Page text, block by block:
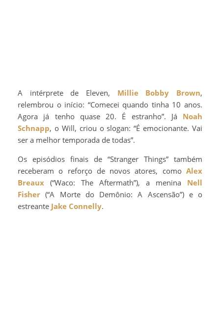
A intérprete de Eleven, Millie Bobby Brown,
relembrou o início: “Comecei quando tinha 10 anos.
Agora já tenho quase 20. É estranho”. Já Noah
Schnapp, o Will, criou o slogan: “É emocionante. Vai
ser a melhor temporada de todas”.
Os episódios finais de “Stranger Things” também
receberam o reforço de novos atores, como Alex
Breaux (“Waco: The Aftermath”), a menina Nell
Fisher (“A Morte do Demônio: A Ascensão”) e o
estreante Jake Connelly.